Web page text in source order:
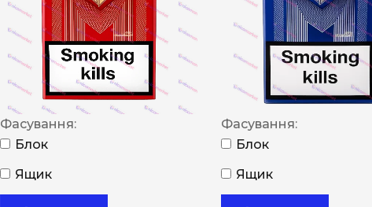
NERO
NERO
Гуцульскі
Italian Blend 821
Фасування:
Блок
Ящик
Фасування:
Блок
Ящик